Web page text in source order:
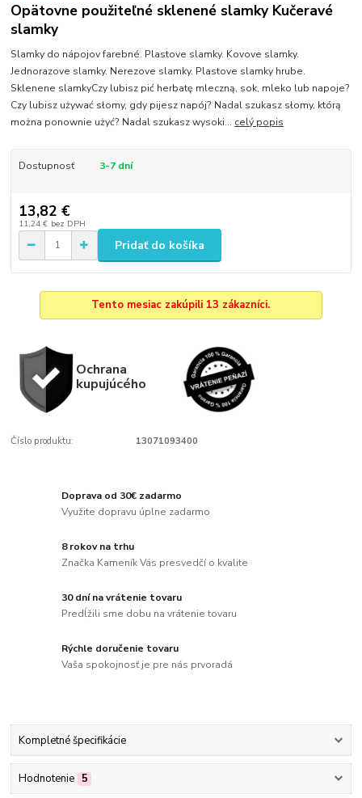
Opätovne použiteľné sklenené slamky Kučeravé
slamky
Slamky do nápojov farebné. Plastove slamky. Kovove slamky.
Jednorazove slamky. Nerezove slamky. Plastove slamky hrube.
Sklenene slamkyCzy lubisz pić herbatę mleczną, sok, mleko lub napoje?
Czy lubisz używać słomy, gdy pijesz napój? Nadal szukasz słomy, którą
można ponownie użyć? Nadal szukasz wysoki... celý popis
Dostupnosť 3-7 dní
13,82 €
11,24 € bez DPH
Pridať do košíka
Tento mesiac zakúpili 13 zákazníci.
Ochrana
kupujúcého
Číslo produktu: 13071093400
Doprava od 30€ zadarmo
Využite dopravu úplne zadarmo
8 rokov na trhu
Značka Kameník Vás presvedčí o kvalite
30 dní na vrátenie tovaru
Predĺžili sme dobu na vrátenie tovaru
Rýchle doručenie tovaru
Vaša spokojnosť je pre nás prvoradá
Kompletné špecifikácie
Hodnotenie 5